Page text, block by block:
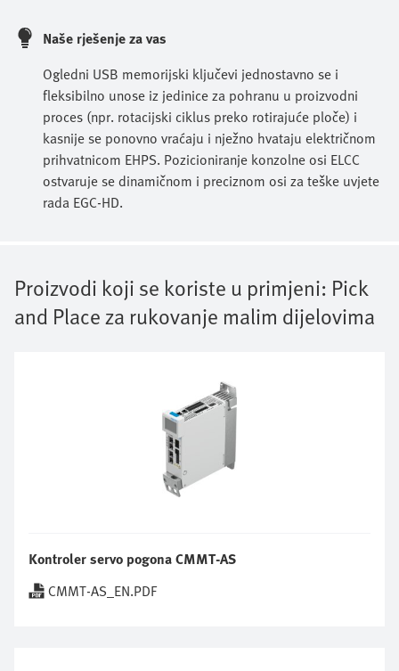
Naše rješenje za vas
Ogledni USB memorijski ključevi jednostavno se i
fleksibilno unose iz jedinice za pohranu u proizvodni
proces (npr. rotacijski ciklus preko rotirajuće ploče) i
kasnije se ponovno vraćaju i nježno hvataju električnom
prihvatnicom EHPS. Pozicioniranje konzolne osi ELCC
ostvaruje se dinamičnom i preciznom osi za teške uvjete
rada EGC-HD.
Proizvodi koji se koriste u primjeni: Pick
and Place za rukovanje malim dijelovima
Kontroler servo pogona CMMT-AS
CMMT-AS_EN.PDF